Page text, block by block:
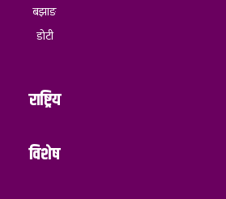
बझाङ
डोटी
राष्ट्रिय
विशेष